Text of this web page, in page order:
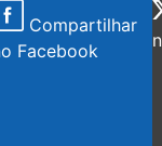
Compartilhar
Facebook